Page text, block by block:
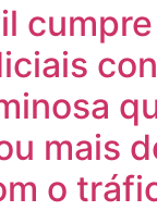
mais
o